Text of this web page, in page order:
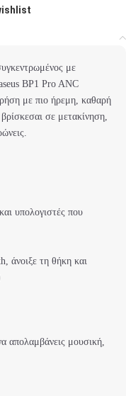
με
BP1 Pro ANC
με πιο ήρεμη, καθαρή
σε μετακίνηση,
υπολογιστές που
άνοιξε τη θήκη και
απολαμβάνεις μουσική,